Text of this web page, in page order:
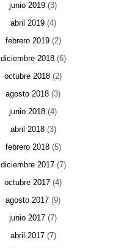
junio 2019 (3)
abril 2019(4)
febrero 2019(2)
diciembre 2018(6)
octubre 2018 (2)
agosto 2018 (3)
junio 2018 (4)
abril 2018(3)
febrero 2018(5)
diciembre 2017(7)
octubre 2017 (4)
agosto 2017 (9)
junio 2017 (7)
abril 2017(7)